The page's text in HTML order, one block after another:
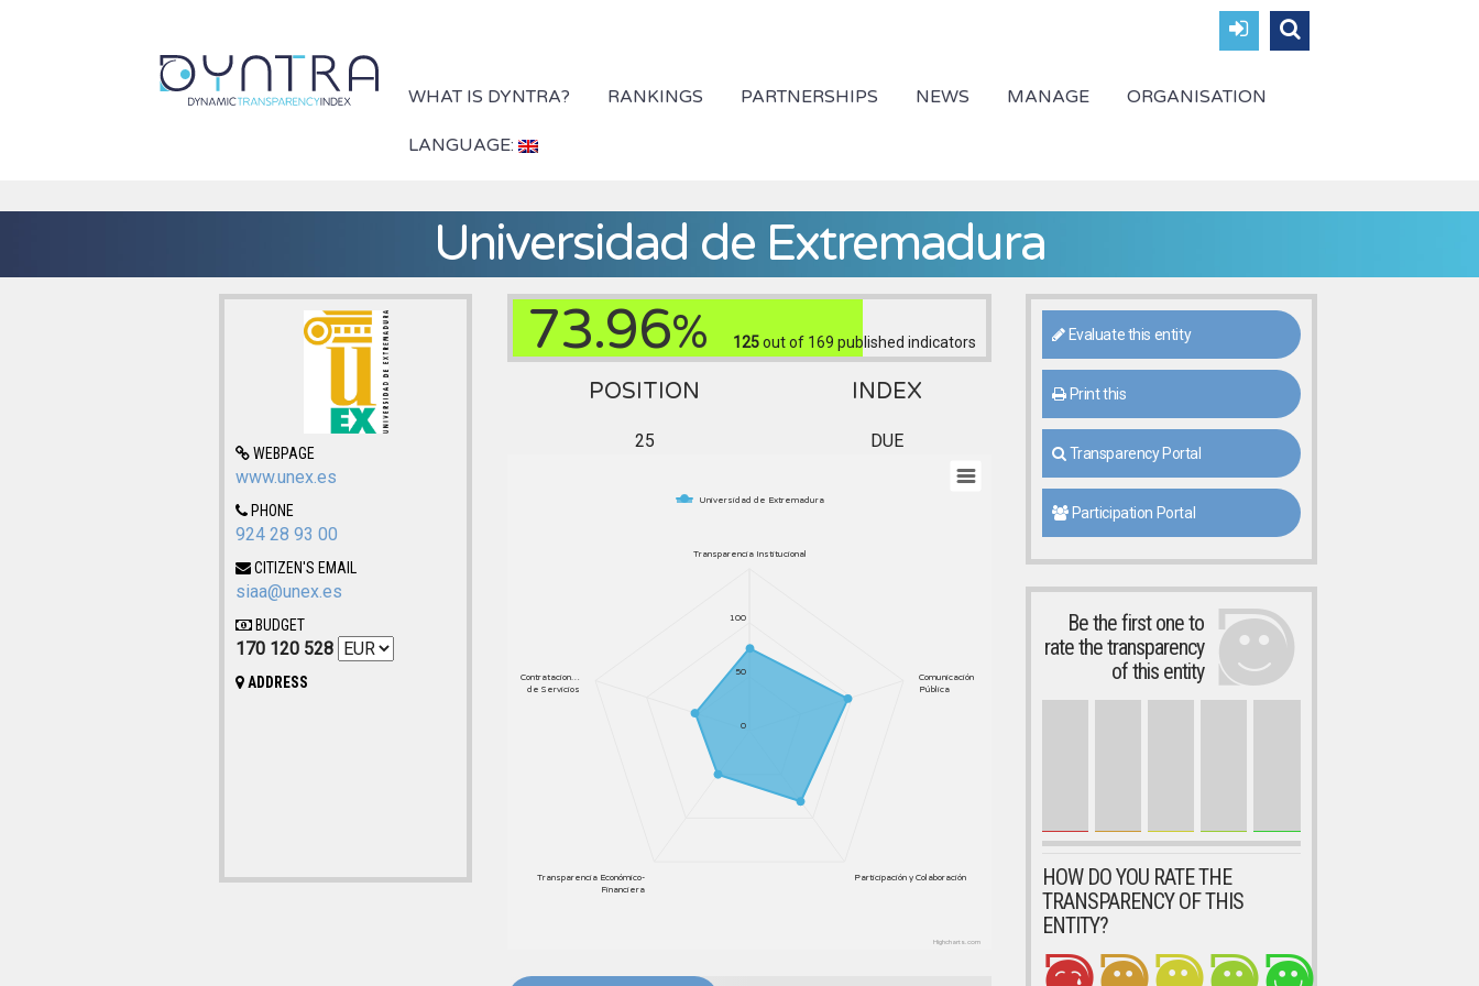
WHAT IS DYNTRA? RANKINGS PARTNERSHIPS NEWS MANAGE ORGANISATION
LANGUAGE:
Universidad de Extremadura
WEBPAGE
www.unex.es
PHONE
924 28 93 00
CITIZEN'S EMAIL
siaa@unex.es
BUDGET
170 120 528
ADDRESS
73.96% 125out of 169 published indicators
POSITION INDEX
25 DUE
Universidad de Extremadura
Transparencia Institucional
Comunicación
Pública
Participación y Colaboración
Transparencia Económico-
Financiera
Contratacion…
de Servicios
0
50
100
Highcharts.com
Evaluate this entity
Print this
Transparency Portal
Participation Portal
Be the first one to
rate the transparency
of this entity
HOW DO YOU RATE THE
TRANSPARENCY OF THIS
ENTITY?